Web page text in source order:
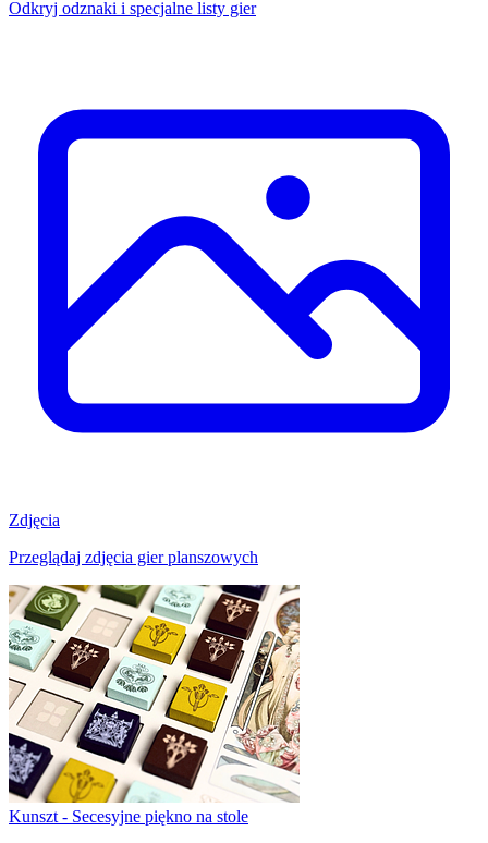
Odkryj odznaki i specjalne listy gier
Zdjęcia
Przeglądaj zdjęcia gier planszowych
Kunszt - Secesyjne piękno na stole